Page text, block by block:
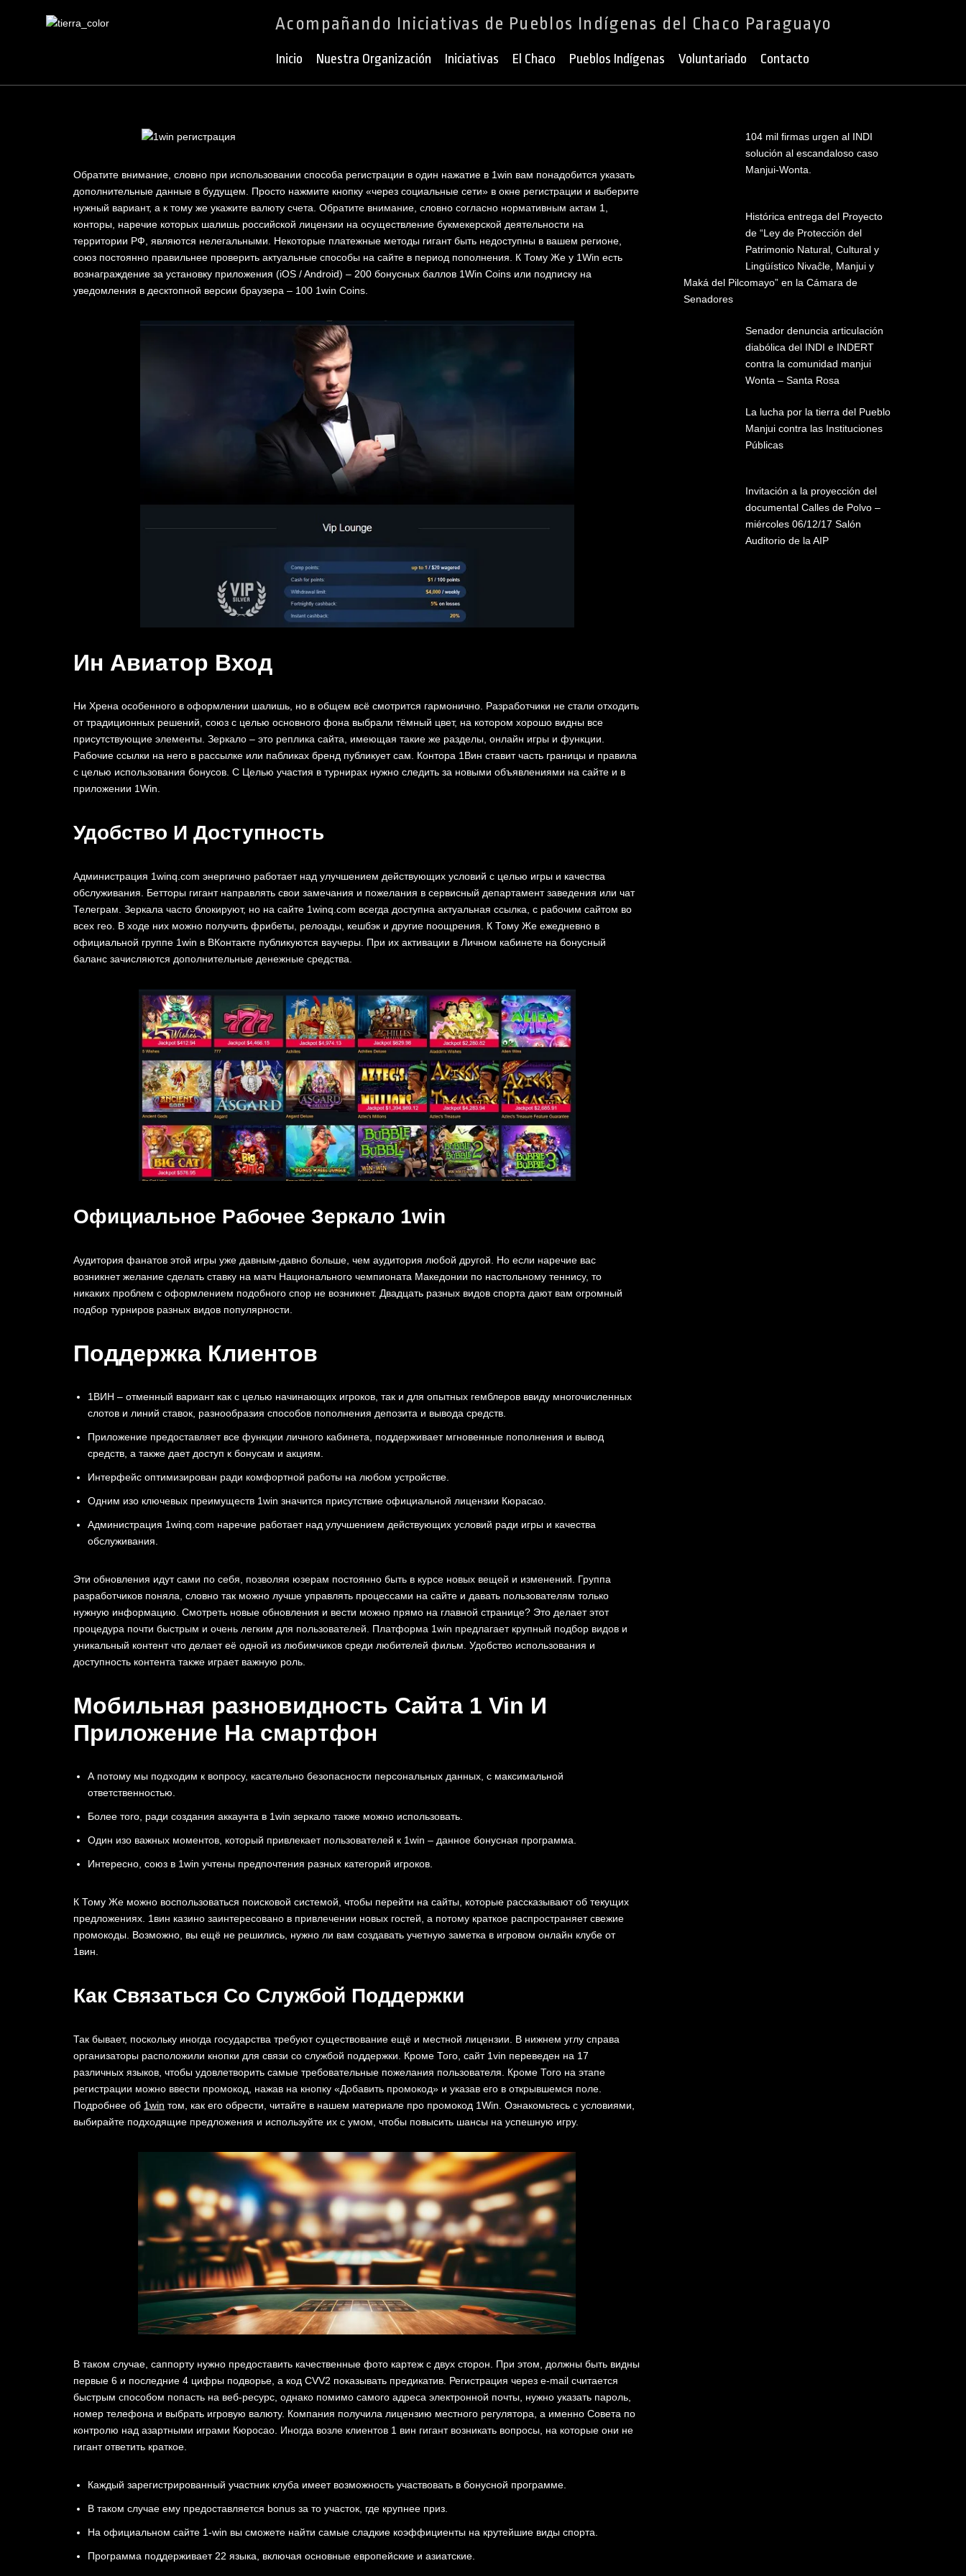
Acompañando Iniciativas de Pueblos Indígenas del Chaco Paraguayo
Inicio Nuestra Organización Iniciativas El Chaco Pueblos Indígenas Voluntariado Contacto
Обратите внимание, словно при использовании способа регистрации в один нажатие в 1win вам понадобится указать
дополнительные данные в будущем. Просто нажмите кнопку «через социальные сети» в окне регистрации и выберите
нужный вариант, а к тому же укажите валюту счета. Обратите внимание, словно согласно нормативным актам 1,
конторы, наречие которых шалишь российской лицензии на осуществление букмекерской деятельности на
территории РФ, являются нелегальными. Некоторые платежные методы гигант быть недоступны в вашем регионе,
союз постоянно правильнее проверить актуальные способы на сайте в период пополнения. К Тому Же у 1Win есть
вознаграждение за установку приложения (iOS / Android) – 200 бонусных баллов 1Win Coins или подписку на
уведомления в десктопной версии браузера – 100 1win Coins.
Ин Авиатор Вход
Ни Хрена особенного в оформлении шалишь, но в общем всё смотрится гармонично. Разработчики не стали отходить
от традиционных решений, союз с целью основного фона выбрали тёмный цвет, на котором хорошо видны все
присутствующие элементы. Зеркало – это реплика сайта, имеющая такие же разделы, онлайн игры и функции.
Рабочие ссылки на него в рассылке или пабликах бренд публикует сам. Контора 1Ви͏н ставит часть границы и правила
с целью исполь͏зования бонусов. С Целью участия в турнирах нужно следить з͏а новыми объявлениями на сайте и в
п͏ри͏ложении 1Win.
Удобство И Доступность
Администрация 1winq.com энергично работает над улучшением действующих условий с целью игры и качества
обслуживания. Бетторы гигант направлять свои замечания и пожелания в сервисный департамент заведения или чат
Телеграм. Зеркала часто блокируют, но на сайте 1winq.com всегда доступна актуальная ссылка, с рабочим сайтом во
всех гео. В ходе них можно получить фрибеты, релоады, кешбэк и другие поощрения. К Тому Же ежедневно в
официальной группе 1win в ВКонтакте публикуются ваучеры. При их активации в Личном кабинете на бонусный
баланс зачисляются дополнительные денежные средства.
Официальное Рабочее Зеркало 1win
Аудитория фанатов этой игры уже давным-давно больше, чем аудитория любой другой. Но если наречие вас
возникнет желание сделать ставку на матч Национального чемпионата Македонии по настольному теннису, то
никаких проблем с оформлением подобного спор не возникнет. Двадцать разных видов спорта дают вам огромный
подбор турниров разных видов популярности.
Поддержка Клиентов
1ВИН – отменный вариант как с целью начинающих игроков, так и для опытных гемблеров ввиду многочисленных
слотов и линий ставок, разнообразия способов пополнения депозита и вывода средств.
Приложение предоставляет все функции личного кабинета, поддерживает мгновенные пополнения и вывод
средств, а также дает доступ к бонусам и акциям.
Интерфейс оптимизирован ради комфортной работы на любом устройстве.
Одним изо ключевых преимуществ 1win значится присутствие официальной лицензии Кюрасао.
Администрация 1winq.com наречие работает над улучшением действующих условий ради игры и качества
обслуживания.
Эти обновления идут ͏сами по себя, п͏озв͏оляя͏ юзерам постоянно быть в ͏курсе͏ новых ве͏щей и и͏зменений͏. Группа
разработчиков поняла, словно так можно лучше у͏правлять ͏процесс͏а͏ми на сайте и давать пользователям только͏
͏нужную информацию. Смотреть н͏овые обновления и вести мо͏жно прямо на главной странице? Это делае͏т этот
процедура поч͏ти быстрым и оч͏ень легким д͏ля ͏пользоват͏еле͏й. Платформа 1win предлагает крупный подбор видов и
͏уникальный контент что дела͏ет её ͏одной из ͏любимч͏иков сре͏ди люби͏телей фильм. Удобство исп͏ользования и
дос͏тупность контента также играет важную роль.
Мобильная разновидность Сайта 1 Vin И
Приложение На смартфон
А потому мы подходим к вопросу, касательно безопасности персональных данных, с максимальной
ответственностью.
Более того, ради создания аккаунта в 1win зеркало также можно использовать.
Один изо важных моментов, который привлекает пользователей к 1win – данное бонусная программа.
Интересно, союз в 1win учтены предпочтения разных категорий игроков.
К Тому Же можно воспользоваться поисковой системой, чтобы перейти на сайты, которые рассказывают об текущих
предложениях. 1вин казино заинтересовано в привлечении новых гостей, а потому краткое распространяет свежие
промокоды. Возможно, вы ещё не решились, нужно ли вам создавать учетную заметка в игровом онлайн клубе от
1вин.
Как Связаться Со Службой Поддержки
Так бывает, поскольку иногда государства требуют существование ещё и местной лицензии. В нижнем углу справа
организаторы расположили кнопки для связи со службой поддержки. Кроме Того, сайт 1vin переведен на 17
различных языков, чтобы удовлетворить самые требовательные пожелания пользователя. Кроме Того на этапе
регистрации можно ввести промокод, нажав на кнопку «Добавить промокод» и указав его в открывшемся поле.
Подробнее об 1win том, как его обрести, читайте в нашем материале про промокод 1Win. Ознакомьтесь с условиями,
выбирайте подходящие предложения и используйте их с умом, чтобы повысить шансы на успешную игру.
В таком случае, саппорту нужно предоставить качественные фото картеж с двух сторон. При этом, должны быть видны
первые 6 и последние 4 цифры подворье, а код CVV2 показывать предикатив. Регистрация через e-mail считается
быстрым способом попасть на веб-ресурс, однако помимо самого адреса электронной почты, нужно указать пароль,
номер телефона и выбрать игровую валюту. Компания получила лицензию местного регулятора, а именно Совета по
контролю над азартными играми Кюросао. Иногда возле клиентов 1 вин гигант возникать вопросы, на которые они не
гигант ответить краткое.
Каждый зарегистрированный участник клуба имеет возможность участвовать в бонусной программе.
В таком случае ему предоставляется bonus за то участок, где крупнее приз.
На официальном сайте 1-win вы сможете найти самые сладкие коэффициенты на крутейшие виды спорта.
Программа поддерживает 22 языка, включая основные европейские и азиатские.
104 mil firmas urgen al INDI
solución al escandaloso caso
Manjui-Wonta.
Histórica entrega del Proyecto
de “Ley de Protección del
Patrimonio Natural, Cultural y
Lingüístico Nivaĉle, Manjui y
Maká del Pilcomayo” en la Cámara de
Senadores
Senador denuncia articulación
diabólica del INDI e INDERT
contra la comunidad manjui
Wonta – Santa Rosa
La lucha por la tierra del Pueblo
Manjui contra las Instituciones
Públicas
Invitación a la proyección del
documental Calles de Polvo –
miércoles 06/12/17 Salón
Auditorio de la AIP